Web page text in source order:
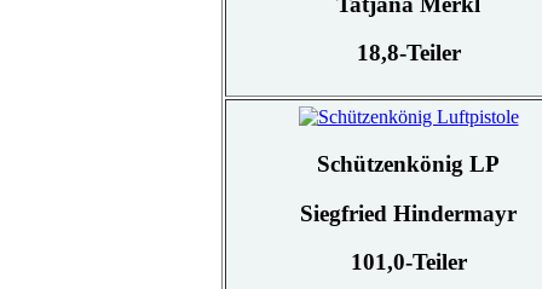
18,8-Teiler
Schützenkönig LP
Siegfried Hindermayr
101,0-Teiler